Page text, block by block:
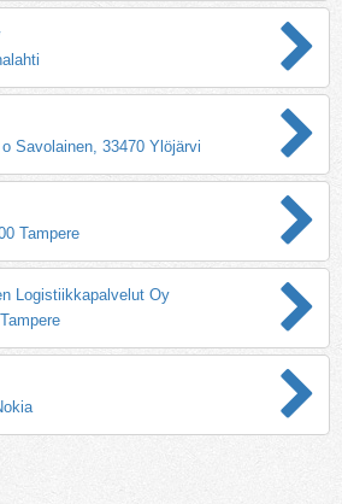
Savolainen, 33470 Ylöjärvi
Tampere
Logistiikkapalvelut Oy